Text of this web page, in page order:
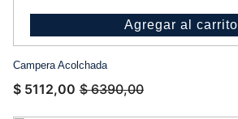
Agregar al carrito
Campera Acolchada
$ 5112,00 $ 6390,00